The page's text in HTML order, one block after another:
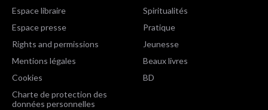
Espace libraire
Espace presse
Rights and permissions
Mentions légales
Cookies
Charte de protection des
données personnelles
Spiritualités
Pratique
Jeunesse
Beaux livres
BD